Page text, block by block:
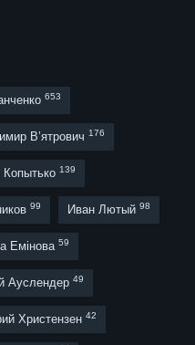
653
В’ятрович 176
139
99 Иван Лютый 98
Емінова 59
Ауслендер 49
Христензен 42